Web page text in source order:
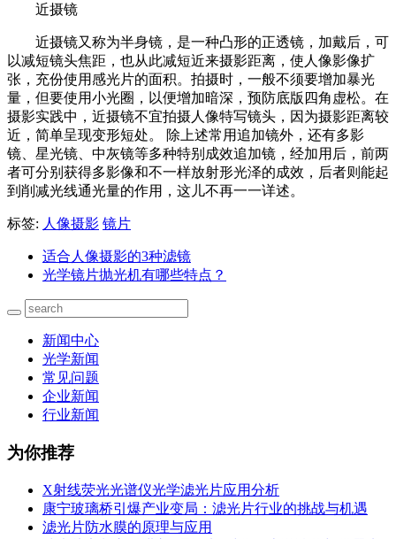
近摄镜
近摄镜又称为半身镜，是一种凸形的正透镜，加戴后，可
以减短镜头焦距，也从此减短近来摄影距离，使人像影像扩
张，充份使用感光片的面积。拍摄时，一般不须要增加暴光
量，但要使用小光圈，以便增加暗深，预防底版四角虚松。在
摄影实践中，近摄镜不宜拍摄人像特写镜头，因为摄影距离较
近，简单呈现变形短处。 除上述常用追加镜外，还有多影
镜、星光镜、中灰镜等多种特别成效追加镜，经加用后，前两
者可分别获得多影像和不一样放射形光泽的成效，后者则能起
到削减光线通光量的作用，这儿不再一一详述。
标签: 人像摄影 镜片
适合人像摄影的3种滤镜
光学镜片抛光机有哪些特点？
新闻中心
光学新闻
常见问题
企业新闻
行业新闻
为你推荐
X射线荧光光谱仪光学滤光片应用分析
康宁玻璃桥引爆产业变局：滤光片行业的挑战与机遇
滤光片防水膜的原理与应用